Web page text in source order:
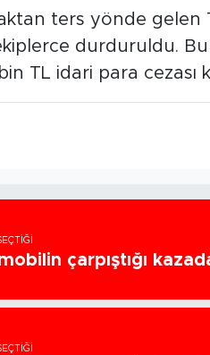
ters yönde gelen
durduruldu.
TL idari para cezası
çarpıştığı